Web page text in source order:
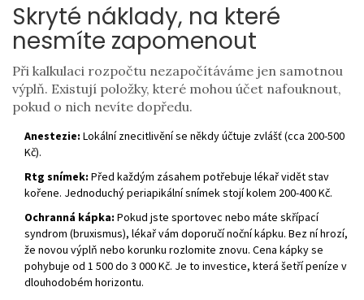
Skryté náklady, na které
nesmíte zapomenout
Při kalkulaci rozpočtu nezapočítáváme jen samotnou
výplň. Existují položky, které mohou účet nafouknout,
pokud o nich nevíte dopředu.
Anestezie: Lokální znecitlivění se někdy účtuje zvlášť (cca 200-500
Kč).
Rtg snímek: Před každým zásahem potřebuje lékař vidět stav
kořene. Jednoduchý periapikální snímek stojí kolem 200-400 Kč.
Ochranná kápka: Pokud jste sportovec nebo máte skřípací
syndrom (bruxismus), lékař vám doporučí noční kápku. Bez ní hrozí,
že novou výplň nebo korunku rozlomite znovu. Cena kápky se
pohybuje od 1 500 do 3 000 Kč. Je to investice, která šetří peníze v
dlouhodobém horizontu.